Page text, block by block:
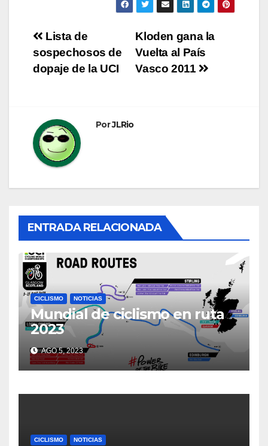
Navegación
de
Kloden gana la
Vuelta al País
Vasco 2011
Lista de
sospechosos de
dopaje de la UCI
PorJLRio
ENTRADA RELACIONADA
CICLISMO NOTICIAS
Mundial de ciclismo en ruta
2023
AGO 5, 2023
CICLISMO NOTICIAS